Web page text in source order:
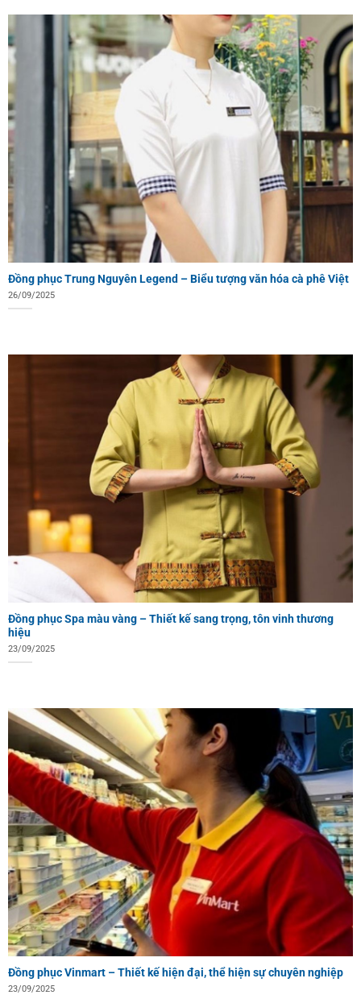
Đồng phục Trung Nguyên Legend – Biểu tượng văn hóa cà phê Việt
26/09/2025
Đồng phục Spa màu vàng – Thiết kế sang trọng, tôn vinh thương
hiệu
23/09/2025
Đồng phục Vinmart – Thiết kế hiện đại, thể hiện sự chuyên nghiệp
23/09/2025